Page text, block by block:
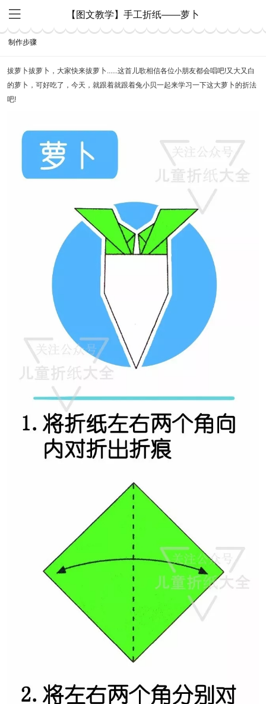
【图文教学】手工折纸——萝卜
制作步骤
拔萝卜拔萝卜，大家快来拔萝卜......这首儿歌相信各位小朋友都会唱吧!又大又白
的萝卜，可好吃了，今天，就跟着就跟着兔小贝一起来学习一下这大萝卜的折法
吧!